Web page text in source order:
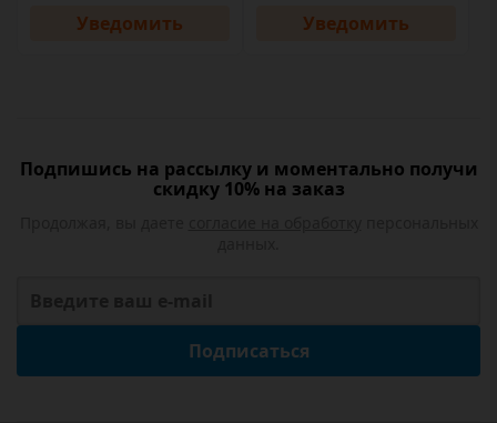
Уведомить Уведомить
Подпишись на рассылку и моментально получи
скидку 10% на заказ
Подписаться